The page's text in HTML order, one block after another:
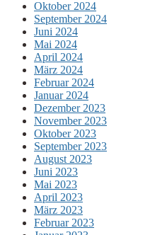
Oktober 2024
September 2024
Juni 2024
Mai 2024
April 2024
März 2024
Februar 2024
Januar 2024
Dezember 2023
November 2023
Oktober 2023
September 2023
August 2023
Juni 2023
Mai 2023
April 2023
März 2023
Februar 2023